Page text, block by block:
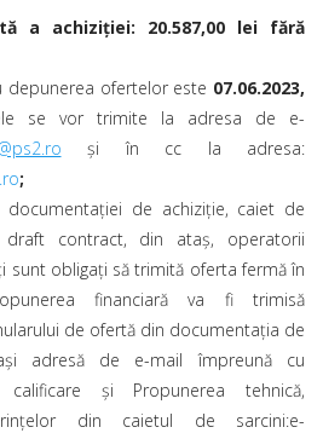
a achiziției:
20.587,00 lei fără
ofertelor este 07.06.2023,
se vor trimite la adresa de e-
și în cc la adresa:
;
documentaţiei de achiziţie, caiet de
draft contract, din ataş, operatorii
sunt obligaţi să trimită oferta fermă în
financiară va fi trimisă
de ofertă din documentaţia de
adresă de e-mail împreună cu
şi Propunerea tehnică,
din caietul de sarcini:e-